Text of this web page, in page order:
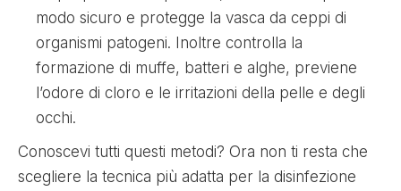
modo sicuro e protegge la vasca da ceppi di
organismi patogeni. Inoltre controlla la
formazione di muffe, batteri e alghe, previene
l’odore di cloro e le irritazioni della pelle e degli
occhi.
Conoscevi tutti questi metodi? Ora non ti resta che
scegliere la tecnica più adatta per la disinfezione